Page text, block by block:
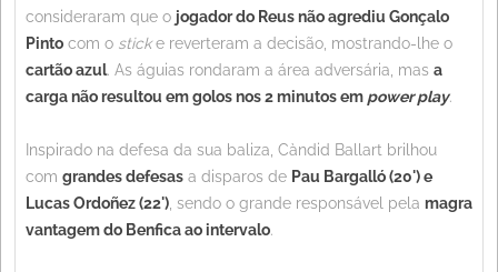
consideraram que o jogador do Reus não agrediu Gonçalo
Pinto com o sticke reverteram a decisão, mostrando-lhe o
cartão azul. As águias rondaram a área adversária, mas a
carga não resultou em golos nos 2 minutos em power play.
Inspirado na defesa da sua baliza, Càndid Ballart brilhou
com grandes defesas a disparos de Pau Bargalló (20') e
Lucas Ordoñez (22') , sendo o grande responsável pela magra
vantagem do Benfica ao intervalo.